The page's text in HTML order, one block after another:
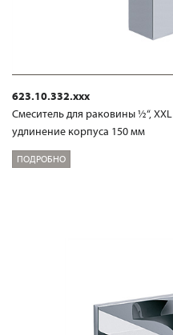
623.10.332.xxx
Смеситель для раковины ½“, XXL
удлинение корпуса 150 мм
ПОДРОБНО